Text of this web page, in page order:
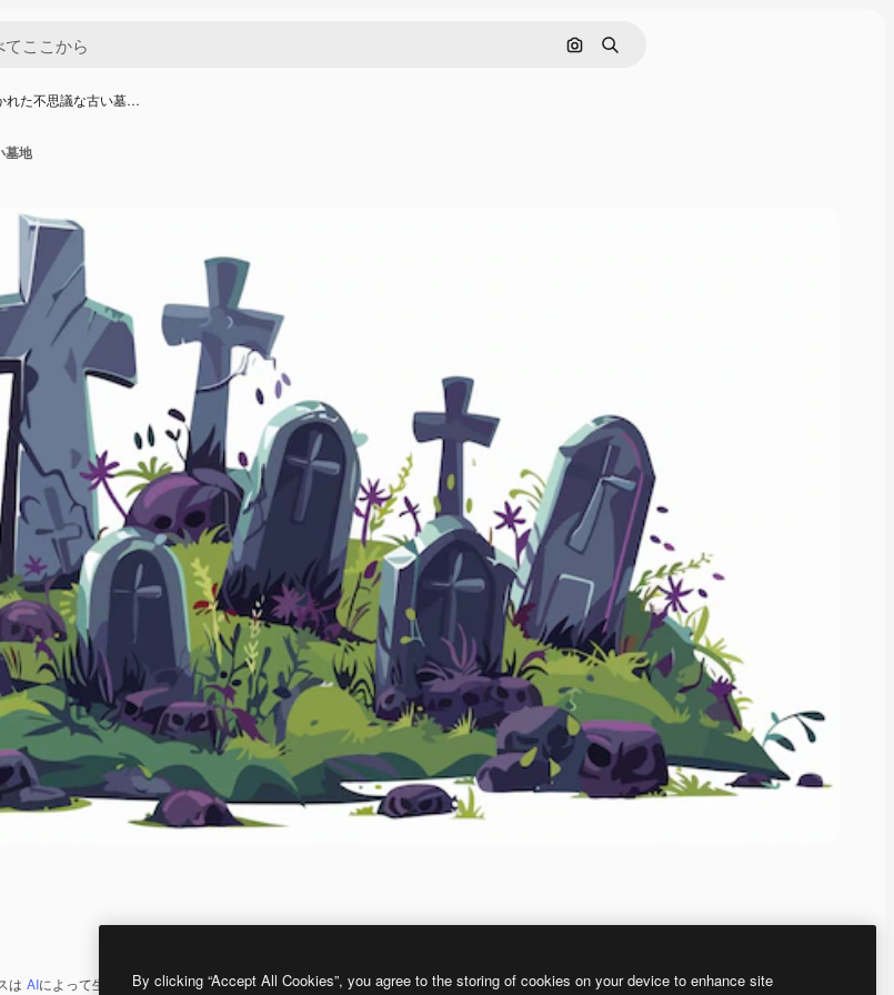
画像で検索
検索
れた不思議な古い墓…
は AIによって生成されたものです。 AI画像生成ツールを使うと、あなた独自の画像を作成できます。
墓地
By clicking “Accept All Cookies”, you agree to the storing of cookies on your device to enhance site